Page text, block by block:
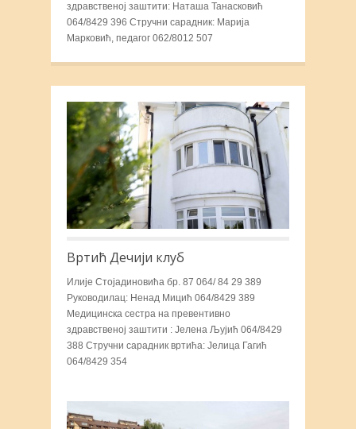
здравственој заштити: Наташа Танасковић
064/8429 396 Стручни сарадник: Марија
Марковић, педагог 062/8012 507
Вртић Дечији клуб
Илије Стојадиновића бр. 87 064/ 84 29 389
Руководилац: Ненад Мицић 064/8429 389
Медицинска сестра на превентивно
здравственој заштити : Јелена Љујић 064/8429
388 Стручни сарадник вртића: Јелица Гагић
064/8429 354